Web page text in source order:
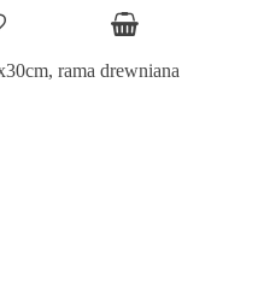
rama drewniana